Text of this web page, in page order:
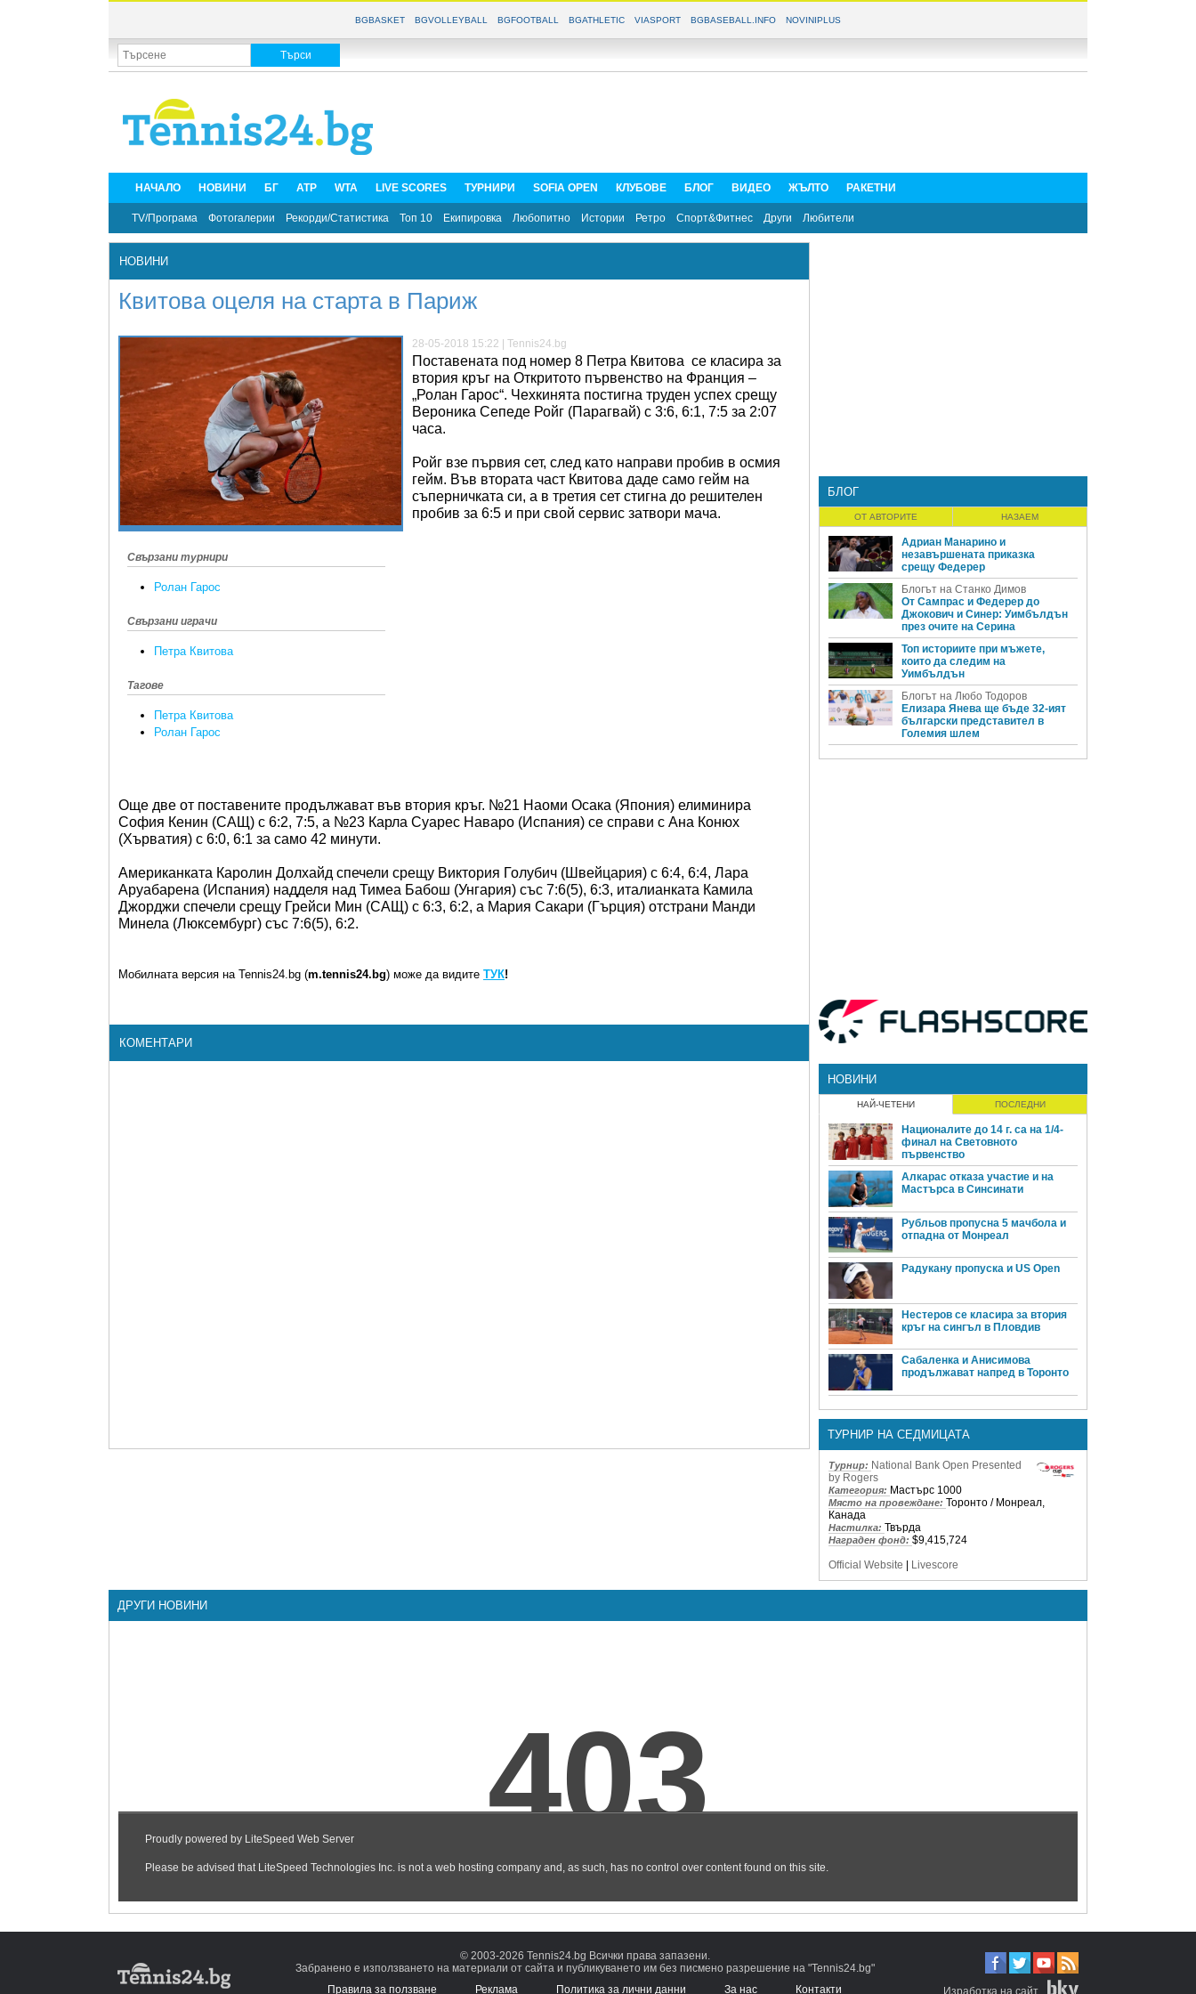
BGBASKET BGVOLLEYBALL BGFOOTBALL BGATHLETIC VIASPORT BGBASEBALL.INFO NOVINIPLUS
НАЧАЛО НОВИНИ БГ ATP WTA LIVE SCORES ТУРНИРИ SOFIA OPEN КЛУБОВЕ БЛОГ ВИДЕО ЖЪЛТО РАКЕТНИ
TV/Програма Фотогалерии Рекорди/Статистика Топ 10 Екипировка Любопитно Истории Ретро Спорт&Фитнес Други Любители
НОВИНИ
Квитова оцеля на старта в Париж
Свързани турнири
Ролан Гарос
Свързани играчи
Петра Квитова
Тагове
Петра Квитова
Ролан Гарос
28-05-2018 15:22 | Tennis24.bg
Поставената под номер 8 Петра Квитова се класира за
втория кръг на Откритото първенство на Франция –
„Ролан Гарос“. Чехкинята постигна труден успех срещу
Вероника Сепеде Ройг (Парагвай) с 3:6, 6:1, 7:5 за 2:07
часа.
Ройг взе първия сет, след като направи пробив в осмия
гейм. Във втората част Квитова даде само гейм на
съперничката си, а в третия сет стигна до решителен
пробив за 6:5 и при свой сервис затвори мача.
Още две от поставените продължават във втория кръг. №21 Наоми Осака (Япония) елиминира
София Кенин (САЩ) с 6:2, 7:5, а №23 Карла Суарес Наваро (Испания) се справи с Ана Конюх
(Хърватия) с 6:0, 6:1 за само 42 минути.
Американката Каролин Долхайд спечели срещу Виктория Голубич (Швейцария) с 6:4, 6:4, Лара
Аруабарена (Испания) надделя над Тимеа Бабош (Унгария) със 7:6(5), 6:3, италианката Камила
Джорджи спечели срещу Грейси Мин (САЩ) с 6:3, 6:2, а Мария Сакари (Гърция) отстрани Манди
Минела (Люксембург) със 7:6(5), 6:2.
Мобилната версия на Tennis24.bg (m.tennis24.bg) може да видите ТУК!
КОМЕНТАРИ
БЛОГ
ОТ АВТОРИТЕ НАЗАЕМ
Адриан Манарино и
незавършената приказка
срещу Федерер
Блогът на Станко Димов
От Сампрас и Федерер до
Джокович и Синер: Уимбълдън
през очите на Серина
Топ историите при мъжете,
които да следим на
Уимбълдън
Блогът на Любо Тодоров
Елизара Янева ще бъде 32-ият
български представител в
Големия шлем
НОВИНИ
НАЙ-ЧЕТЕНИ ПОСЛЕДНИ
Националите до 14 г. са на 1/4-
финал на Световното
първенство
Алкарас отказа участие и на
Мастърса в Синсинати
Рубльов пропусна 5 мачбола и
отпадна от Монреал
Радукану пропуска и US Open
Нестеров се класира за втория
кръг на сингъл в Пловдив
Сабаленка и Анисимова
продължават напред в Торонто
ТУРНИР НА СЕДМИЦАТА
Турнир: National Bank Open Presented
by Rogers
Категория: Мастърс 1000
Място на провеждане: Торонто / Монреал,
Канада
Настилка: Твърда
Награден фонд: $9,415,724
Official Website | Livescore
ДРУГИ НОВИНИ
© 2003-2026 Tennis24.bg Всички права запазени.
Забранено е използването на материали от сайта и публикуването им без писмено разрешение на "Tennis24.bg"
Правила за ползване
Реклама Политика за лични данни За нас Контакти Изработка на сайт